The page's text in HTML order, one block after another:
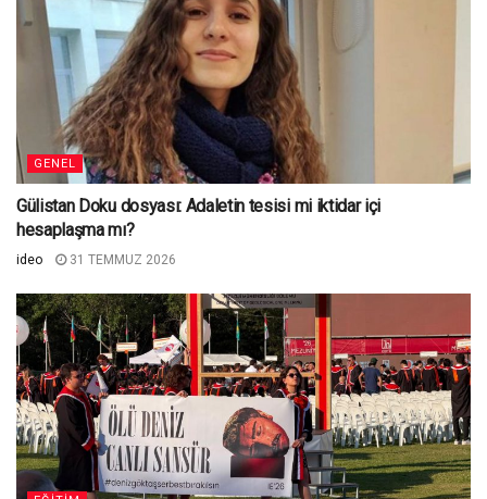
GENEL
Gülistan Doku dosyası: Adaletin tesisi mi iktidar içi
hesaplaşma mı?
ideo 31 TEMMUZ 2026